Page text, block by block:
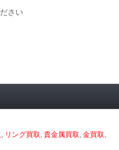
さい
, リング買取,貴金属買取,金買取,